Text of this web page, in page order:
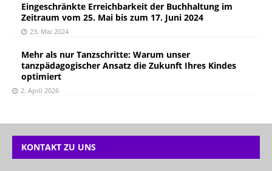
Eingeschränkte Erreichbarkeit der Buchhaltung im
Zeitraum vom 25. Mai bis zum 17. Juni 2024
23. Mai 2024
Mehr als nur Tanzschritte: Warum unser
tanzpädagogischer Ansatz die Zukunft Ihres Kindes
optimiert
2. April 2026
KONTAKT ZU UNS